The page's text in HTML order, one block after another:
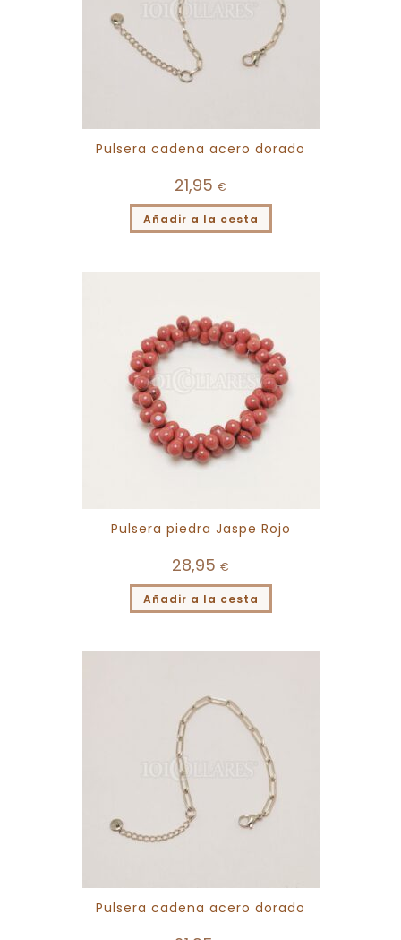
Pulsera cadena acero dorado
21,95 €
Añadir a la cesta
Pulsera piedra Jaspe Rojo
28,95 €
Añadir a la cesta
Pulsera cadena acero dorado